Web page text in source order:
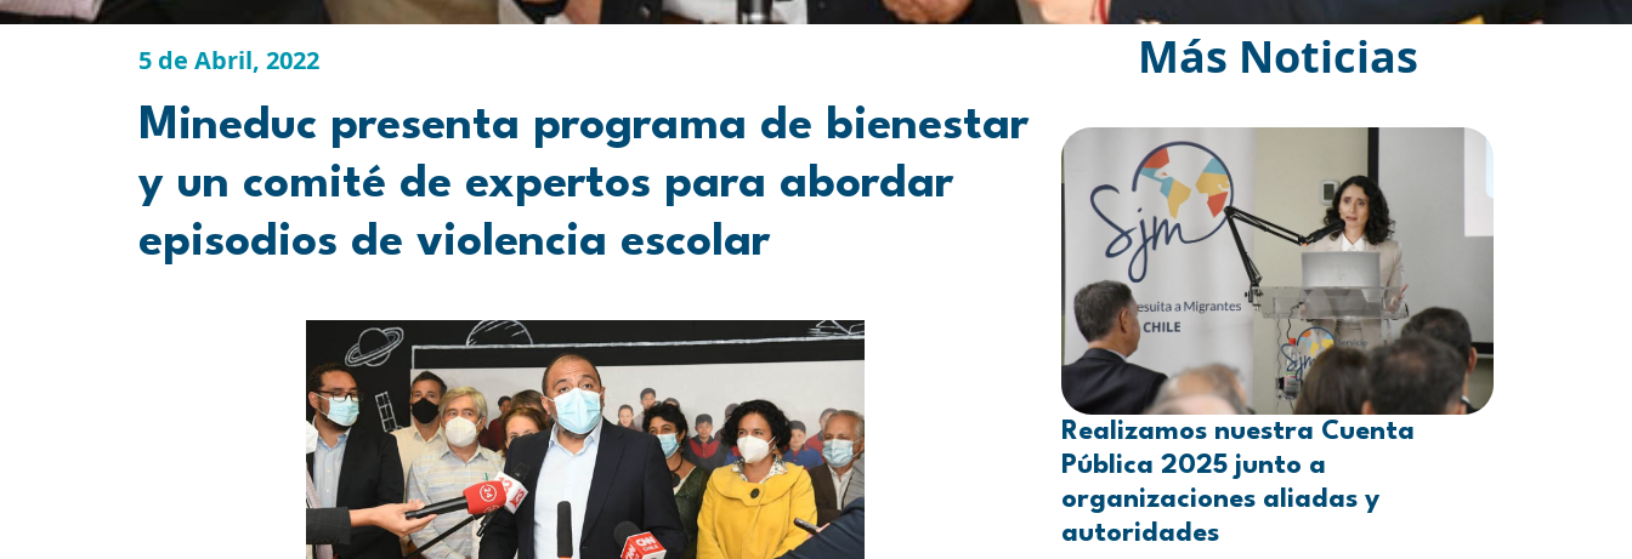
5 de Abril, 2022
Mineduc presenta programa de bienestar
y un comité de expertos para abordar
episodios de violencia escolar
Más Noticias
Realizamos nuestra Cuenta
Pública 2025 junto a
organizaciones aliadas y
autoridades